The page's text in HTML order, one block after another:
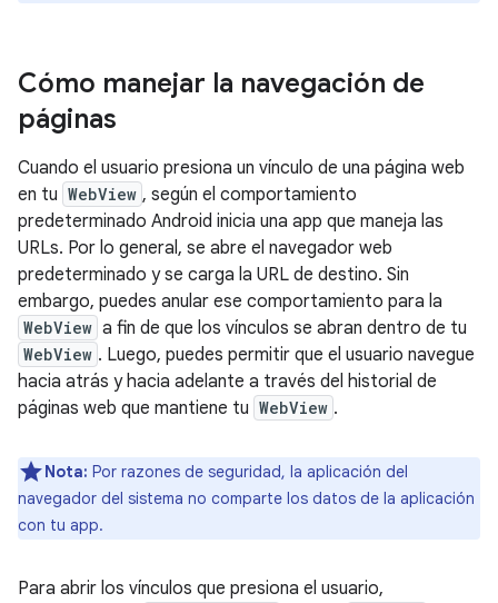
Cómo manejar la navegación de
páginas
Cuando el usuario presiona un vínculo de una página web
en tu WebView , según el comportamiento
predeterminado Android inicia una app que maneja las
URLs. Por lo general, se abre el navegador web
predeterminado y se carga la URL de destino. Sin
embargo, puedes anular ese comportamiento para la
WebView a fin de que los vínculos se abran dentro de tu
WebView . Luego, puedes permitir que el usuario navegue
hacia atrás y hacia adelante a través del historial de
páginas web que mantiene tu WebView .
Nota: Por razones de seguridad, la aplicación del
navegador del sistema no comparte los datos de la aplicación
con tu app.
Para abrir los vínculos que presiona el usuario,